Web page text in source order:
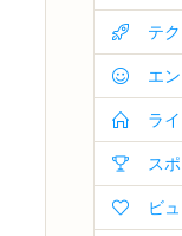
テ
エ
ラ
ス
ビ